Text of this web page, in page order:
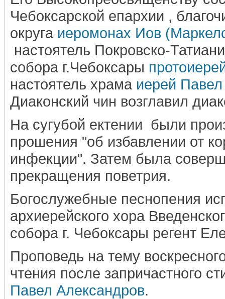
Чебоксарской епархии ,
округа иеромонах Иов
настоятель Покровско-
собора г.Чебоксары
настоятель храма иерей
Диаконский чин возглавил
На сугубой ектении были
прошения "об избавлении от
инфекции". Затем была
прекращения поветрия.
Богослужебные песнопения
архиерейского хора
собора г. Чебоксары регент
Проповедь на тему
чтения после запричастного
Павел Александров.